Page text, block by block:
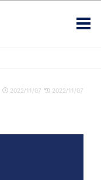
2022/11/07 2022/11/07